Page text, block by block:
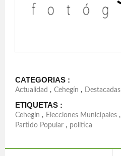
CATEGORIAS :
Actualidad , Cehegín , Destacadas
ETIQUETAS :
Cehegín , Elecciones Municipales ,
Partido Popular , política